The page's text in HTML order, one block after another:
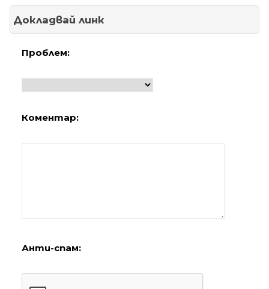
Докладвай линк
Проблем:
Коментар:
Анти-спам: